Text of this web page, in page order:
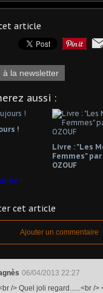
article
à la newsletter
aussi :
!
Livre : "Les
Femmes"
OZOUF
!
cet article
Ajouter un commentaire
06/04/2013 22:27
/> Quel joli regard......<br /